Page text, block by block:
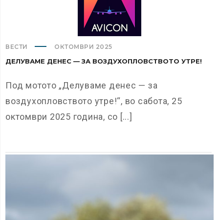
ВЕСТИ ОКТОМВРИ 2025
ДЕЛУВАМЕ ДЕНЕС — ЗА ВОЗДУХОПЛОВСТВОТО УТРЕ!
Под мотото „Делуваме денес — за
воздухопловството утре!“, во сабота, 25
октомври 2025 година, со [...]